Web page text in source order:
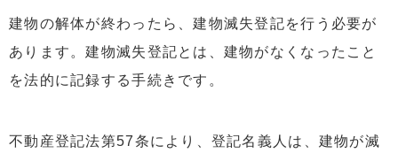
建物の解体が終わったら、建物滅失登記を行う必要が
あります。建物滅失登記とは、建物がなくなったこと
を法的に記録する手続きです。
不動産登記法第57条により、登記名義人は、建物が滅